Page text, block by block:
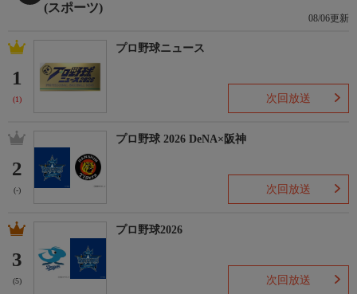
(スポーツ)
08/06更新
1
(1)
プロ野球ニュース
次回放送
2
(-)
プロ野球 2026 DeNA×阪神
次回放送
3
(5)
プロ野球2026
次回放送